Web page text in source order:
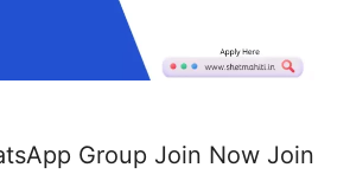
Group Join Now Join